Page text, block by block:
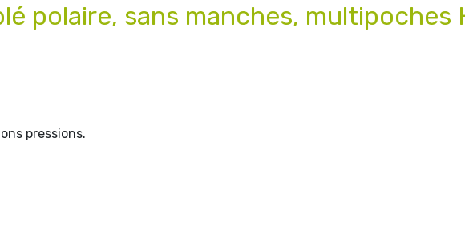
polaire, sans manches, multipoches
pressions.